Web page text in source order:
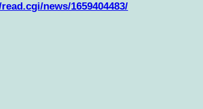
news/1659404483/